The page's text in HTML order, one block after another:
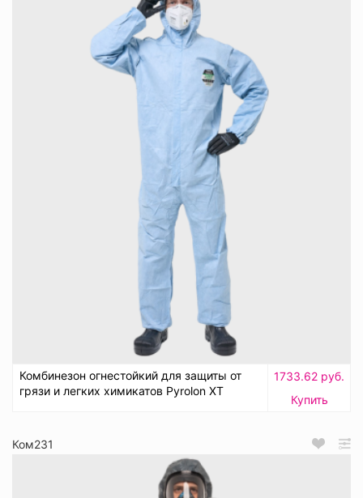
Комбинезон огнестойкий для защиты от
грязи и легких химикатов Pyrolon XT
1733.62 руб.
Купить
Ком231